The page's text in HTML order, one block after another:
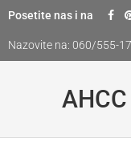
Skip
content
Posetite nas i na
Nazovite na: 060/555-